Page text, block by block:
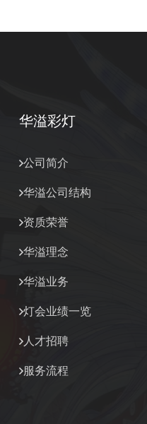
华溢彩灯
公司简介
华溢公司结构
资质荣誉
华溢理念
华溢业务
灯会业绩一览
人才招聘
服务流程